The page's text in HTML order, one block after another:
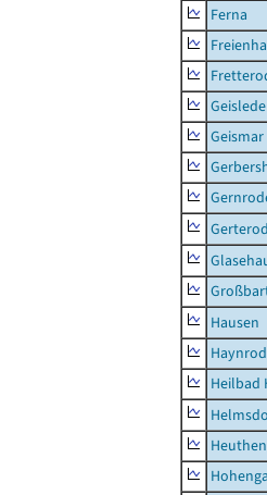
Ferna
Geismar
Hausen
Heilbad
Heuthen